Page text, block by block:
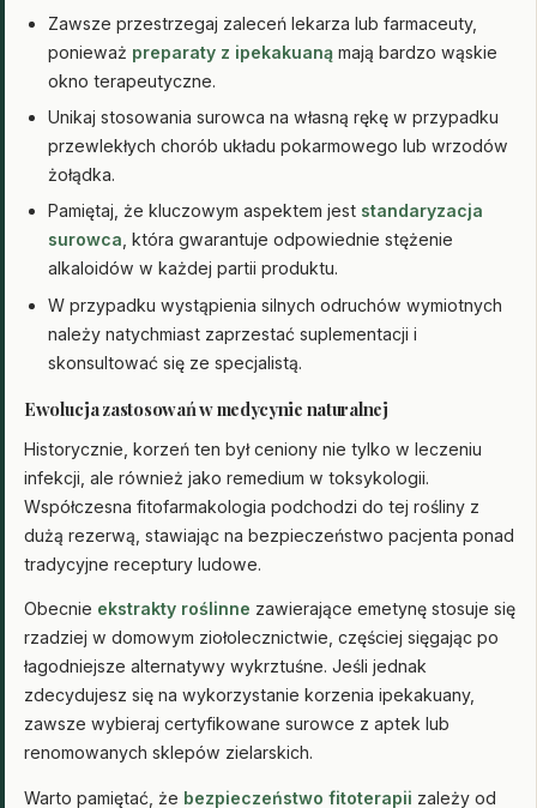
Zawsze przestrzegaj zaleceń lekarza lub farmaceuty,
ponieważ preparaty z ipekakuaną mają bardzo wąskie
okno terapeutyczne.
Unikaj stosowania surowca na własną rękę w przypadku
przewlekłych chorób układu pokarmowego lub wrzodów
żołądka.
Pamiętaj, że kluczowym aspektem jest standaryzacja
surowca , która gwarantuje odpowiednie stężenie
alkaloidów w każdej partii produktu.
W przypadku wystąpienia silnych odruchów wymiotnych
należy natychmiast zaprzestać suplementacji i
skonsultować się ze specjalistą.
Ewolucja zastosowań w medycynie naturalnej
Historycznie, korzeń ten był ceniony nie tylko w leczeniu
infekcji, ale również jako remedium w toksykologii.
Współczesna fitofarmakologia podchodzi do tej rośliny z
dużą rezerwą, stawiając na bezpieczeństwo pacjenta ponad
tradycyjne receptury ludowe.
Obecnie ekstrakty roślinne zawierające emetynę stosuje się
rzadziej w domowym ziołolecznictwie, częściej sięgając po
łagodniejsze alternatywy wykrztuśne. Jeśli jednak
zdecydujesz się na wykorzystanie korzenia ipekakuany,
zawsze wybieraj certyfikowane surowce z aptek lub
renomowanych sklepów zielarskich.
Warto pamiętać, że bezpieczeństwo fitoterapii zależy od